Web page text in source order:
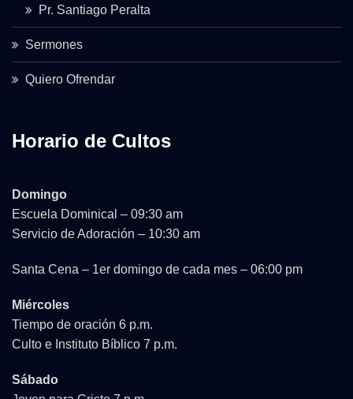
Pr. Santiago Peralta
Sermones
Quiero Ofrendar
Horario de Cultos
Domingo
Escuela Dominical – 09:30 am
Servicio de Adoración – 10:30 am
Santa Cena – 1er domingo de cada mes – 06:00 pm
Miércoles
Tiempo de oración 6 p.m.
Culto e Instituto Bíblico 7 p.m.
Sábado